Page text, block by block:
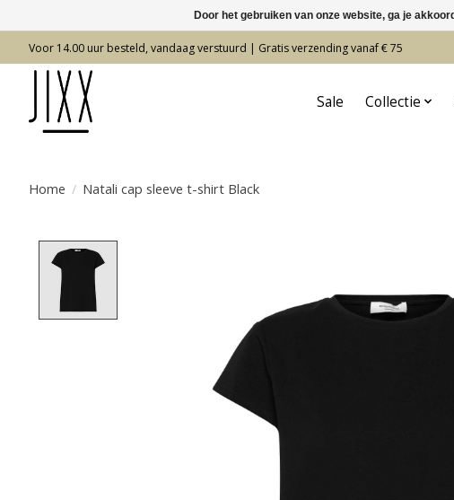
Voor 14.00 uur besteld, vandaag verstuurd | Gratis verzending vanaf € 75
Sale Collectie
Home / Natali cap sleeve t-shirt Black
Door het gebruiken van onze website, ga je